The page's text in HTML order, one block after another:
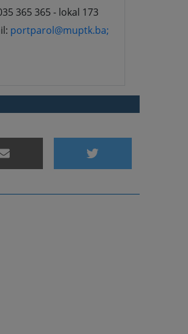
365 365 - lokal 173
portparol@muptk.ba;